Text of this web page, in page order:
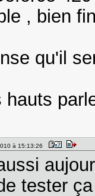
, bien
qu'il
hauts
à 15:13:26
tester